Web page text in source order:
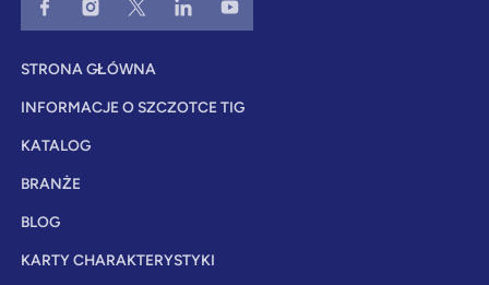
STRONA GŁÓWNA
INFORMACJE O SZCZOTCE TIG
KATALOG
BRANŻE
BLOG
KARTY CHARAKTERYSTYKI